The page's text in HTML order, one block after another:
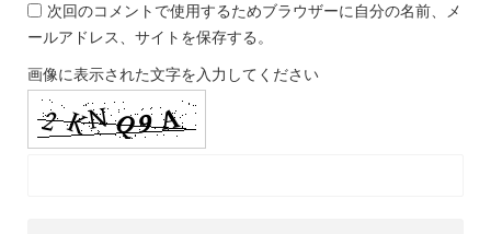
次回のコメントで使用するためブラウザーに自分の名前、メ
ールアドレス、サイトを保存する。
画像に表示された文字を入力してください